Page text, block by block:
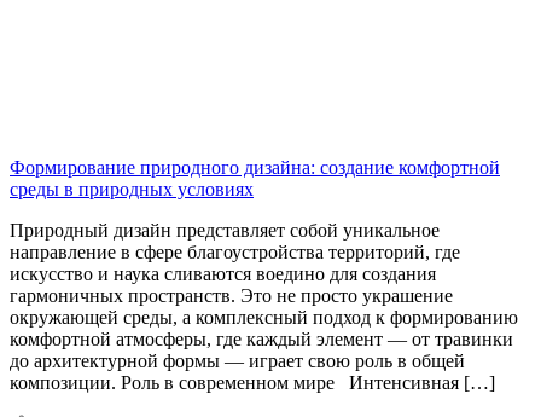
Формирование природного дизайна: создание комфортной
среды в природных условиях
Природный дизайн представляет собой уникальное
направление в сфере благоустройства территорий, где
искусство и наука сливаются воедино для создания
гармоничных пространств. Это не просто украшение
окружающей среды, а комплексный подход к формированию
комфортной атмосферы, где каждый элемент — от травинки
до архитектурной формы — играет свою роль в общей
композиции. Роль в современном мире Интенсивная […]